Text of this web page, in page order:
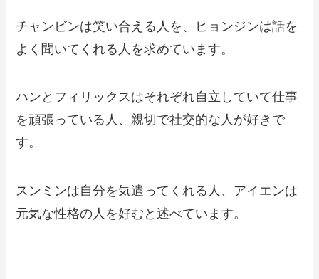
チャンビンは笑い合える人を、ヒョンジンは話を
よく聞いてくれる人を求めています。
ハンとフィリックスはそれぞれ自立していて仕事
を頑張っている人、親切で社交的な人が好きで
す。
スンミンは自分を気遣ってくれる人、アイエンは
元気な性格の人を好むと述べています。